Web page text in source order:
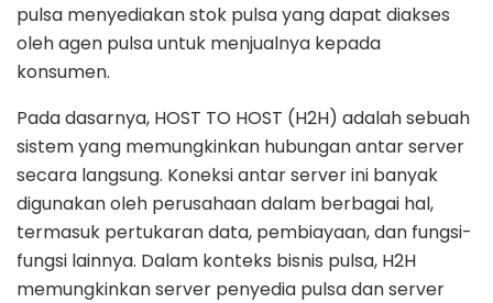
pulsa menyediakan stok pulsa yang dapat diakses
oleh agen pulsa untuk menjualnya kepada
konsumen.
Pada dasarnya, HOST TO HOST (H2H) adalah sebuah
sistem yang memungkinkan hubungan antar server
secara langsung. Koneksi antar server ini banyak
digunakan oleh perusahaan dalam berbagai hal,
termasuk pertukaran data, pembiayaan, dan fungsi-
fungsi lainnya. Dalam konteks bisnis pulsa, H2H
memungkinkan server penyedia pulsa dan server